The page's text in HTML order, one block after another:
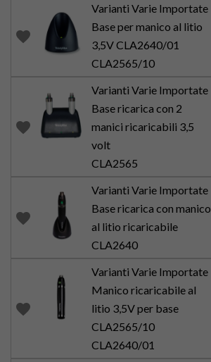
favorite
Varianti Varie Importate
Base per manico al litio
3,5V CLA2640/01
CLA2565/10
favorite
Varianti Varie Importate
Base ricarica con 2
manici ricaricabili 3,5
volt
CLA2565
favorite
Varianti Varie Importate
Base ricarica con manico
al litio ricaricabile
CLA2640
favorite
Varianti Varie Importate
Manico ricaricabile al
litio 3,5V per base
CLA2565/10
CLA2640/01